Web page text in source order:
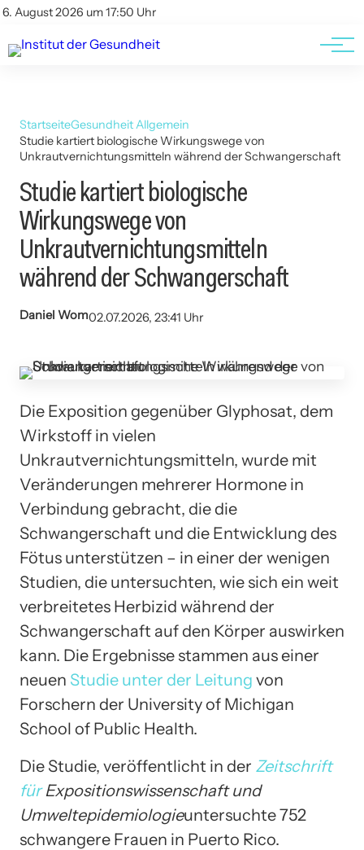
6. August 2026 um 17:50 Uhr
Kontakt
Kontakt
AGBs
StartseiteGesundheit Allgemein
Studie kartiert biologische Wirkungswege von
Unkrautvernichtungsmitteln während der Schwangerschaft
Studie kartiert biologische
Wirkungswege von
Unkrautvernichtungsmitteln
während der Schwangerschaft
Daniel Wom02.07.2026, 23:41 Uhr
Die Exposition gegenüber Glyphosat, dem
Wirkstoff in vielen
Unkrautvernichtungsmitteln, wurde mit
Veränderungen mehrerer Hormone in
Verbindung gebracht, die die
Schwangerschaft und die Entwicklung des
Fötus unterstützen – in einer der wenigen
Studien, die untersuchten, wie sich ein weit
verbreitetes Herbizid während der
Schwangerschaft auf den Körper auswirken
kann. Die Ergebnisse stammen aus einer
neuen Studie unter der Leitung von
Forschern der University of Michigan
School of Public Health.
Die Studie, veröffentlicht in der Zeitschrift
fürExpositionswissenschaft und
Umweltepidemiologieuntersuchte 752
schwangere Frauen in Puerto Rico.